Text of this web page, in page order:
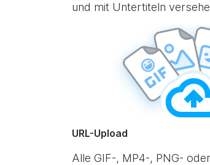
und mit Untertiteln
URL-Upload
Alle GIF-, MP4-, PNG-